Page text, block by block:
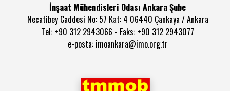
İnşaat Mühendisleri Odası Ankara Şube
Necatibey Caddesi No: 57 Kat: 4 06440 Çankaya / Ankara
Tel: +90 312 2943066 - Faks: +90 312 2943077
e-posta: imoankara@imo.org.tr